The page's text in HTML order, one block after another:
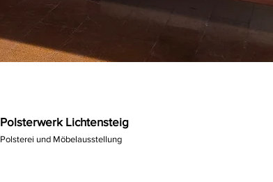
Polsterwerk Lichtensteig
Polsterei und Möbelausstellung